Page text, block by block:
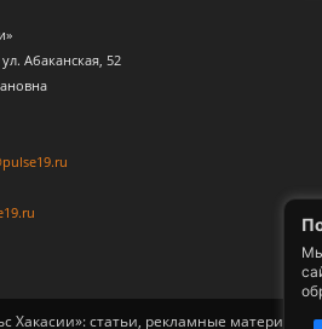
Абаканская, 52
статьи, рекламные